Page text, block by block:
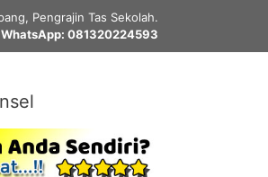
Pengrajin Tas Sekolah.
081320224593